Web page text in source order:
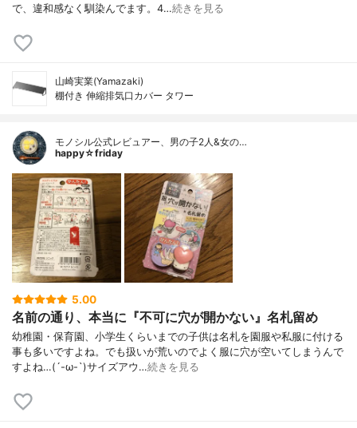
で、違和感なく馴染んでます。4…続きを見る
山崎実業(Yamazaki)
棚付き 伸縮排気口カバー タワー
モノシル公式レビュアー、男の子2人&女の…
happy☆friday
5.00
名前の通り、本当に『不可に穴が開かない』名札留め
幼稚園・保育園、小学生くらいまでの子供は名札を園服や私服に付ける
事も多いですよね。でも扱いが荒いのでよく服に穴が空いてしまうんで
すよね…(´-ω-`)サイズアウ…続きを見る